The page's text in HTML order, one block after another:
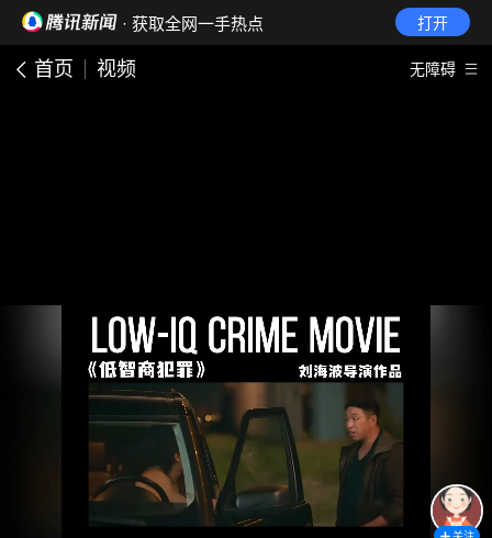
· 获取全网一手热点 打开
首页 视频 无障碍